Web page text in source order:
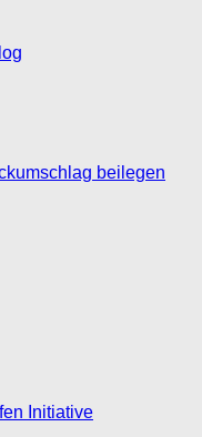
beilegen
Initiative